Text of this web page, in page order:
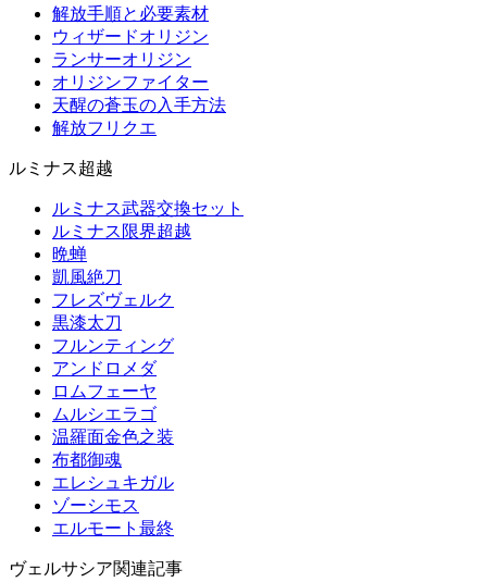
解放手順と必要素材
ウィザードオリジン
ランサーオリジン
オリジンファイター
天醒の蒼玉の入手方法
解放フリクエ
ルミナス超越
ルミナス武器交換セット
ルミナス限界超越
晩蝉
凱風絶刀
フレズヴェルク
黒漆太刀
フルンティング
アンドロメダ
ロムフェーヤ
ムルシエラゴ
温羅面金色之装
布都御魂
エレシュキガル
ゾーシモス
エルモート最終
ヴェルサシア関連記事